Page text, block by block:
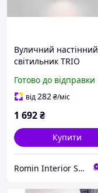
Вуличний настінний
світильник TRIO
Готово до відправки
від282₴/міс
1 692₴
Купити
Romin Interior Store